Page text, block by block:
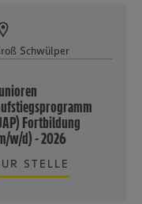
Schwülper
Fortbildung
w/d) - 2026
STELLE